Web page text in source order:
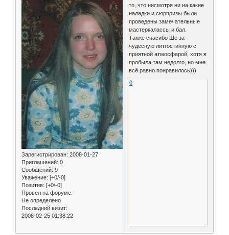
Зарегистрирован: 2008-01-27
Приглашений: 0
Сообщений: 9
Уважение: [+0/-0]
Позитив: [+0/-0]
Провел на форуме:
Не определено
Последний визит:
2008-02-25 01:38:22
то, что нисмотря ни на какие
наладки и сюрпризы были
проведены замечательные
мастеркалассы и бал.
Также спасибо Ше за
чудесную литгостинную с
приятной атмосферой, хотя я
пробыла там недолго, но мне
всё равно понравилось)))
0